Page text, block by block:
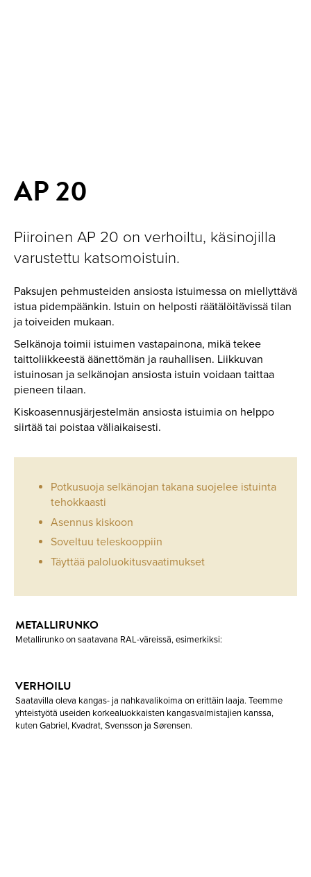
AP 20
Piiroinen AP 20 on verhoiltu, käsinojilla
varustettu katsomoistuin.
Paksujen pehmusteiden ansiosta istuimessa on miellyttävä
istua pidempäänkin. Istuin on helposti räätälöitävissä tilan
ja toiveiden mukaan.
Selkänoja toimii istuimen vastapainona, mikä tekee
taittoliikkeestä äänettömän ja rauhallisen. Liikkuvan
istuinosan ja selkänojan ansiosta istuin voidaan taittaa
pieneen tilaan.
Kiskoasennusjärjestelmän ansiosta istuimia on helppo
siirtää tai poistaa väliaikaisesti.
Potkusuoja selkänojan takana suojelee istuinta
tehokkaasti
Asennus kiskoon
Soveltuu teleskooppiin
Täyttää paloluokitusvaatimukset
METALLIRUNKO
Metallirunko on saatavana RAL-väreissä, esimerkiksi:
VERHOILU
Saatavilla oleva kangas- ja nahkavalikoima on erittäin laaja. Teemme
yhteistyötä useiden korkealuokkaisten kangasvalmistajien kanssa,
kuten Gabriel, Kvadrat, Svensson ja Sørensen.